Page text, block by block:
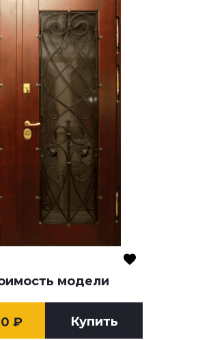
модели
₽ Купить